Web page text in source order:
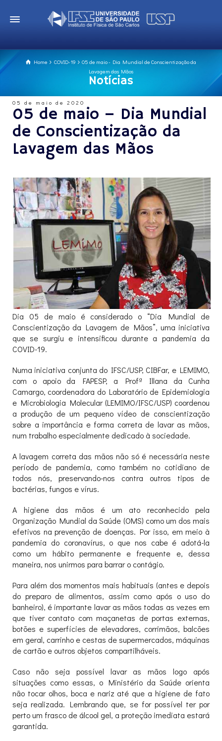
Home COVID-19
05 de maio - Dia Mundial de Conscientização da
Lavagem das Mãos
Notícias
05 de maio de 2020
05 de maio – Dia Mundial
de Conscientização da
Lavagem das Mãos
Dia 05 de maio é considerado o “Dia Mundial de
Conscientização da Lavagem de Mãos”, uma iniciativa
que se surgiu e intensificou durante a pandemia da
COVID-19.
Numa iniciativa conjunta do IFSC/USP, CIBFar, e LEMIMO,
com o apoio da FAPESP, a Profª Illana da Cunha
Camargo, coordenadora do Laboratório de Epidemiologia
e Microbiologia Molecular (LEMIMO/IFSC/USP) coordenou
a produção de um pequeno vídeo de conscientização
sobre a importância e forma correta de lavar as mãos,
num trabalho especialmente dedicado à sociedade.
A lavagem correta das mãos não só é necessária neste
período de pandemia, como também no cotidiano de
todos nós, preservando-nos contra outros tipos de
bactérias, fungos e vírus.
A higiene das mãos é um ato reconhecido pela
Organização Mundial da Saúde (OMS) como um dos mais
efetivos na prevenção de doenças. Por isso, em meio à
pandemia do coronavírus, o que nos cabe é adotá-la
como um hábito permanente e frequente e, dessa
maneira, nos unirmos para barrar o contágio.
Para além dos momentos mais habituais (antes e depois
do preparo de alimentos, assim como após o uso do
banheiro), é importante lavar as mãos todas as vezes em
que tiver contato com maçanetas de portas externas,
botões e superfícies de elevadores, corrimãos, balcões
em geral, carrinho e cestas de supermercados, máquinas
de cartão e outros objetos compartilháveis.
Caso não seja possível lavar as mãos logo após
situações como essas, o Ministério da Saúde orienta
não tocar olhos, boca e nariz até que a higiene de fato
seja realizada. Lembrando que, se for possível ter por
perto um frasco de álcool gel, a proteção imediata estará
garantida.